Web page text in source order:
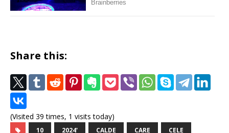
Share this:
(Visited 39 times, 1 visits today)
10 2024' CALDE CARE CELE